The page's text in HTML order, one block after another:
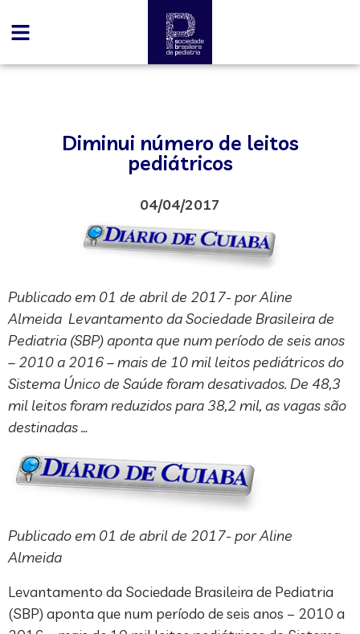
Diminui número de leitos
pediátricos
04/04/2017
Publicado em 01 de abril de 2017- por Aline
Almeida Levantamento da Sociedade Brasileira de
Pediatria (SBP) aponta que num período de seis anos
– 2010 a 2016 – mais de 10 mil leitos pediátricos do
Sistema Único de Saúde foram desativados. De 48,3
mil leitos foram reduzidos para 38,2 mil, as vagas são
destinadas …
Publicado em 01 de abril de 2017- por Aline
Almeida
Levantamento da Sociedade Brasileira de Pediatria
(SBP) aponta que num período de seis anos – 2010 a